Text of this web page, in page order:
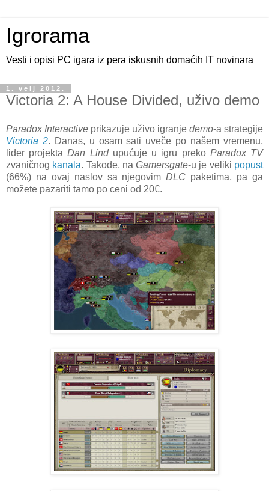
Igrorama
Vesti i opisi PC igara iz pera iskusnih domaćih IT novinara
1. velj 2012.
Victoria 2: A House Divided, uživo demo
Paradox Interactive prikazuje uživo igranje demo-a strategije
Victoria 2. Danas, u osam sati uveče po našem vremenu,
lider projektaDan Lindupućuje u igru preko Paradox TV
zvaničnog kanala. Takođe, naGamersgate-u je veliki popust
(66%) na ovaj naslov sa njegovimDLC paketima, pa ga
možete pazariti tamo po ceni od 20€.